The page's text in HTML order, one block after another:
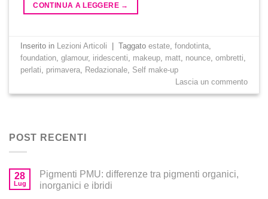
CONTINUA A LEGGERE →
Inserito in Lezioni Articoli Taggatoestate ,fondotinta
foundation ,glamour, iridescenti makeup matt nounce ,ombretti
perlati
primavera Redazionale Self make-up
Lascia un commento
POST RECENTI
28
Lug
Pigmenti PMU: differenze tra pigmenti organici,
inorganici e ibridi